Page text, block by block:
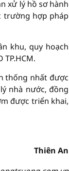
xử lý hồ sơ hành
trường hợp pháp
khu, quy hoạch
thống nhất được
nhà nước, đồng
được triển khai,
Thiên An